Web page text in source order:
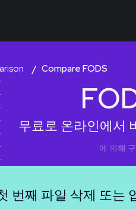
Compare FODS
무료로 온라인에서
에 의해
번째 파일 삭제 또는